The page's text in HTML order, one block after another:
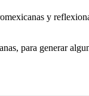
y
para generar